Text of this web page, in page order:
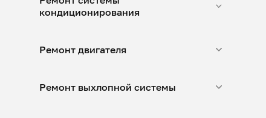
кондиционирования
Ремонт двигателя
Ремонт выхлопной системы